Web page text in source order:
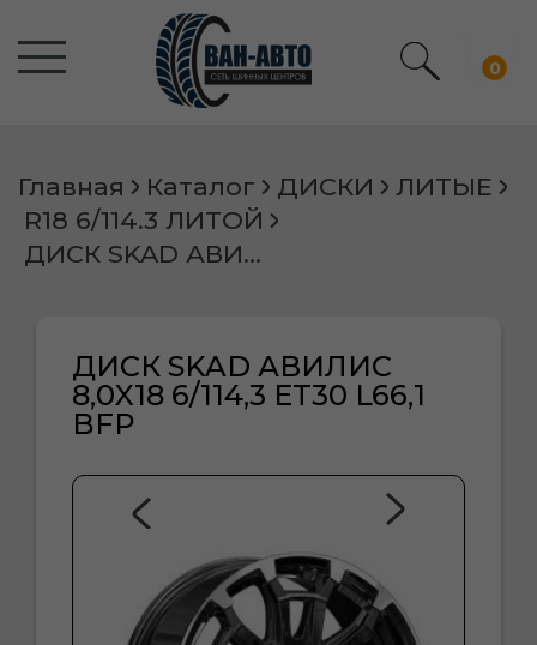
0
Главная Каталог ДИСКИ
ЛИТЫЕ
R18 6/114.3 ЛИТОЙ
ДИСК SKAD АВИЛИС 8,0X18 6/114,3 ET30 L66,1 BFP
ДИСК SKAD АВИЛИС
8,0X18 6/114,3 ET30 L66,1
BFP